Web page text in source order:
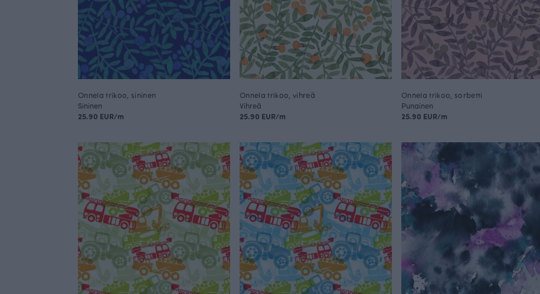
Onnela trikoo, sininen
Sininen
25.90 EUR/m
Onnela trikoo, vihreä
Vihreä
25.90 EUR/m
Onnela trikoo, sorbetti
Punainen
25.90 EUR/m